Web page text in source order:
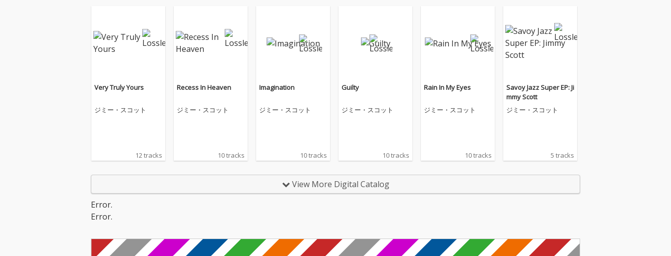
Very Truly Yours
ジミー・スコット
12 tracks
Recess In Heaven
ジミー・スコット
10 tracks
Imagination
ジミー・スコット
10 tracks
Guilty
ジミー・スコット
10 tracks
Rain In My Eyes
ジミー・スコット
10 tracks
Savoy Jazz Super EP: Ji
mmy Scott
ジミー・スコット
5 tracks
View More Digital Catalog
Error.
Error.